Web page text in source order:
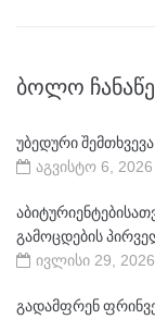
ᲑᲝᲚᲝ
უბედური
აგვისტო 6, 2026
გამოცდების
ივლისი 29, 2026
გადამფრენ